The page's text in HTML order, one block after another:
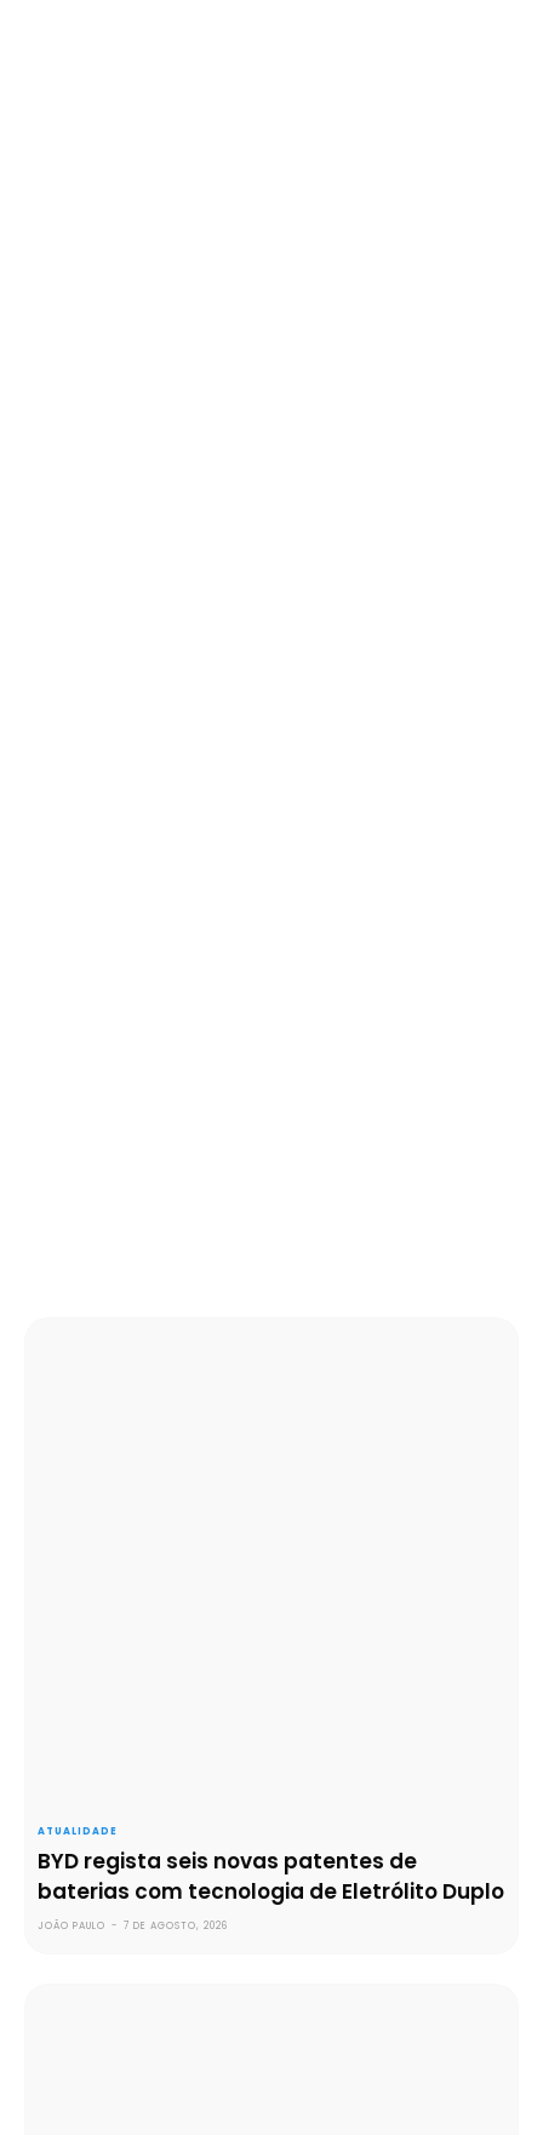
ATUALIDADE
BYD regista seis novas patentes de
baterias com tecnologia de Eletrólito Duplo
JOÃO PAULO - 7 DE AGOSTO, 2026